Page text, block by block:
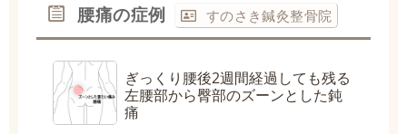
腰痛の症例 すのさき鍼灸整骨院
ぎっくり腰後2週間経過しても残る
左腰部から臀部のズーンとした鈍
痛